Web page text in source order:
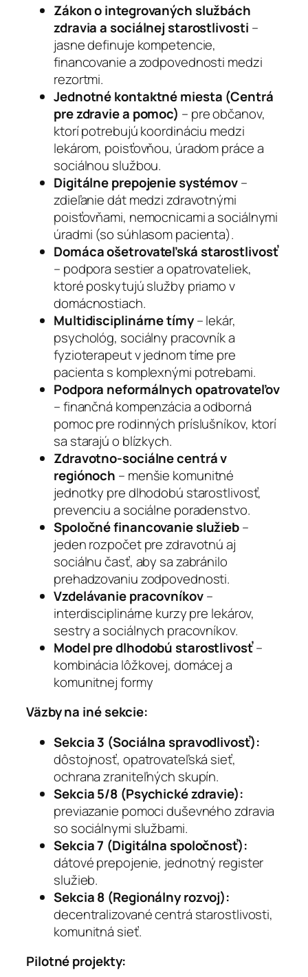
Zákon o integrovaných službách
zdravia a sociálnej starostlivosti –
jasne definuje kompetencie,
financovanie a zodpovednosti medzi
rezortmi.
Jednotné kontaktné miesta (Centrá
pre zdravie a pomoc) – pre občanov,
ktorí potrebujú koordináciu medzi
lekárom, poisťovňou, úradom práce a
sociálnou službou.
Digitálne prepojenie systémov–
zdieľanie dát medzi zdravotnými
poisťovňami, nemocnicami a sociálnymi
úradmi (so súhlasom pacienta).
Domáca ošetrovateľská starostlivosť
– podpora sestier a opatrovateliek,
ktoré poskytujú služby priamo v
domácnostiach.
Multidisciplinárne tímy– lekár,
psychológ, sociálny pracovník a
fyzioterapeut v jednom tíme pre
pacienta s komplexnými potrebami.
Podpora neformálnych opatrovateľov
– finančná kompenzácia a odborná
pomoc pre rodinných príslušníkov, ktorí
sa starajú o blízkych.
Zdravotno-sociálne centrá v
regiónoch – menšie komunitné
jednotky pre dlhodobú starostlivosť,
prevenciu a sociálne poradenstvo.
Spoločné financovanie služieb–
jeden rozpočet pre zdravotnú aj
sociálnu časť, aby sa zabránilo
prehadzovaniu zodpovednosti.
Vzdelávanie pracovníkov–
interdisciplinárne kurzy pre lekárov,
sestry a sociálnych pracovníkov.
Model pre dlhodobú starostlivosť–
kombinácia lôžkovej, domácej a
komunitnej formy
Väzby na iné sekcie:
Sekcia 3 (Sociálna spravodlivosť):
dôstojnosť, opatrovateľská sieť,
ochrana zraniteľných skupín.
Sekcia 5/8 (Psychické zdravie):
previazanie pomoci duševného zdravia
so sociálnymi službami.
Sekcia 7 (Digitálna spoločnosť):
dátové prepojenie, jednotný register
služieb.
Sekcia 8 (Regionálny rozvoj):
decentralizované centrá starostlivosti,
komunitná sieť.
Pilotné projekty: